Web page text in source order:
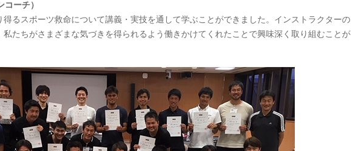
ーチ）
るスポーツ救命について講義・実技を通して学ぶことができました。インストラクターの
たちがさまざまな気づきを得られるよう働きかけてくれたことで興味深く取り組むことが